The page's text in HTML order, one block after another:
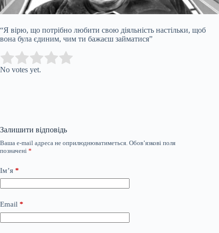
“Я вірю, що потрібно любити свою діяльність настільки, щоб
вона була єдиним, чим ти бажаєш займатися”
Rate this item:
No votes yet.
Залишити відповідь
Ваша e-mail адреса не оприлюднюватиметься. Обов’язкові поля
позначені *
Ім’я *
Email *